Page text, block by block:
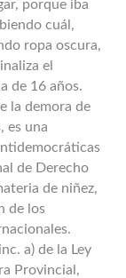
porque iba
cuál,
ropa oscura,
el
de 16 años.
la demora de
es una
de Derecho
de niñez,
de los
a) de la Ley
Provincial,